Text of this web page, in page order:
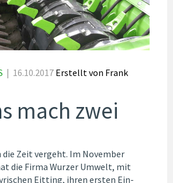
| 16.10.2017 Erstellt von Frank
mach zwei
die Zeit vergeht. Im November
die Firma Wurzer Umwelt, mit
Eitting, ihren ersten Ein-